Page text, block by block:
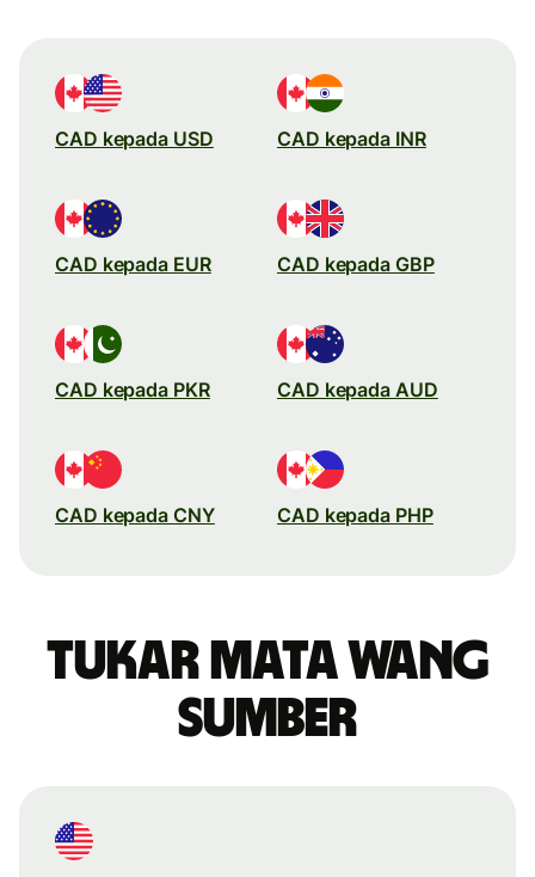
CAD kepada USD CAD kepada INR
CAD kepada EUR CAD kepada GBP
CAD kepada PKR CAD kepada AUD
CAD kepada CNY CAD kepada PHP
Tukar mata wang
sumber